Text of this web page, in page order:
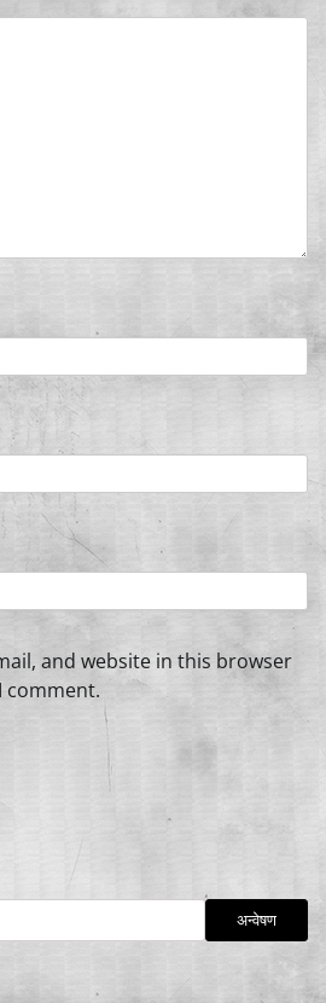
and website in this browser
comment.
अन्वेषण